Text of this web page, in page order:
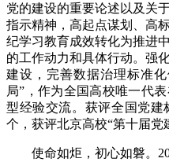
党的建设的重要论述以及关
指示精神，高起点谋划、高
纪学习教育成效转化为推进
的工作动力和具体行动。强
建设，完善数据治理标准
局”，作为全国高校唯一代
型经验交流。获评全国党建
个，获评北京高校“第十届党
使命如炬，初心如磐。